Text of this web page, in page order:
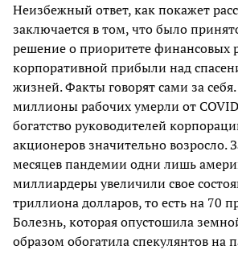
Неизбежный ответ, как покажет
заключается в том, что было
решение о приоритете финансовых
корпоративной прибыли над
жизней. Факты говорят сами за
миллионы рабочих умерли от
богатство руководителей
акционеров значительно возросло.
месяцев пандемии одни лишь
миллиардеры увеличили свое
триллиона долларов, то есть на 70
Болезнь, которая опустошила
образом обогатила спекулянтов на